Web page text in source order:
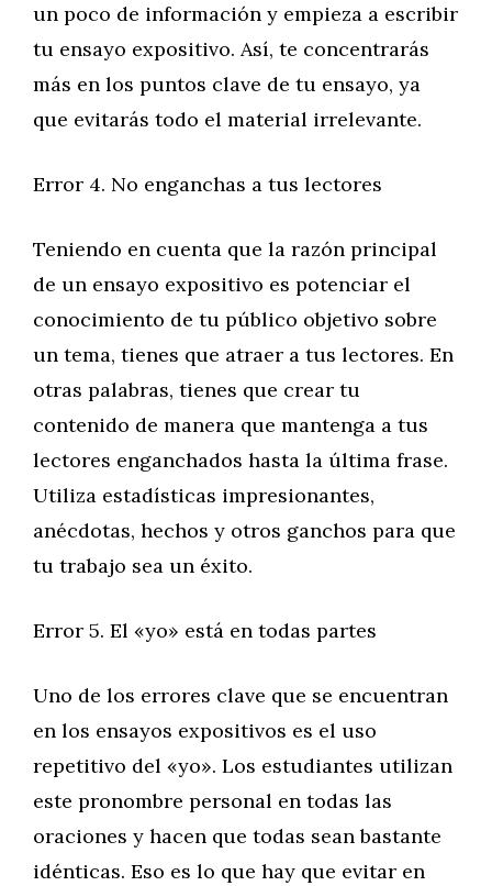
un poco de información y empieza a escribir
tu ensayo expositivo. Así, te concentrarás
más en los puntos clave de tu ensayo, ya
que evitarás todo el material irrelevante.
Error 4. No enganchas a tus lectores
Teniendo en cuenta que la razón principal
de un ensayo expositivo es potenciar el
conocimiento de tu público objetivo sobre
un tema, tienes que atraer a tus lectores. En
otras palabras, tienes que crear tu
contenido de manera que mantenga a tus
lectores enganchados hasta la última frase.
Utiliza estadísticas impresionantes,
anécdotas, hechos y otros ganchos para que
tu trabajo sea un éxito.
Error 5. El «yo» está en todas partes
Uno de los errores clave que se encuentran
en los ensayos expositivos es el uso
repetitivo del «yo». Los estudiantes utilizan
este pronombre personal en todas las
oraciones y hacen que todas sean bastante
idénticas. Eso es lo que hay que evitar en